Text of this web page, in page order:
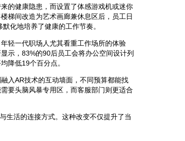
的健康隐患，而设置了体感游戏机或迷你
梯间改造为艺术画廊兼休息区后，员工日
化地培养了健康的工作节奏。
轻一代职场人尤其看重工作场所的体验
示，83%的90后员工会将办公空间设计列
降低19个百分点。
入AR技术的互动墙面，不同预算都能找
要头脑风暴专用区，而客服部门则更适合
生活的连接方式。这种改变不仅提升了当